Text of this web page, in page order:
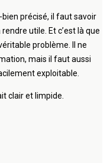
bien précisé, il faut savoir
utile. Et c’est là que
problème. Il ne
mais il faut aussi
exploitable.
clair et limpide.